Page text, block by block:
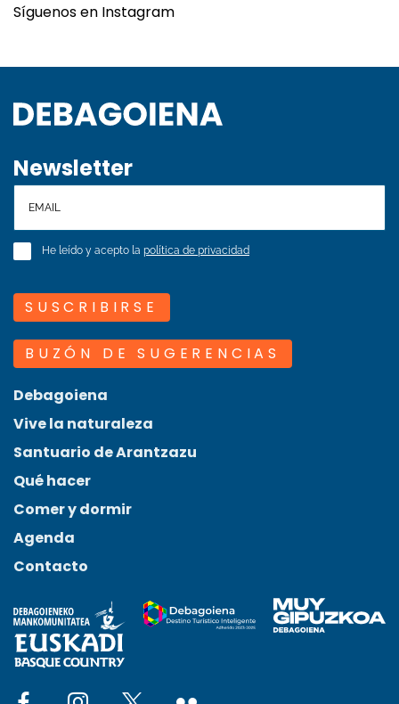
Síguenos en Instagram
Newsletter
He leído y acepto la política de privacidad
SUSCRIBIRSE
BUZÓN DE SUGERENCIAS
Debagoiena
Vive la naturaleza
Santuario de Arantzazu
Qué hacer
Comer y dormir
Agenda
Contacto